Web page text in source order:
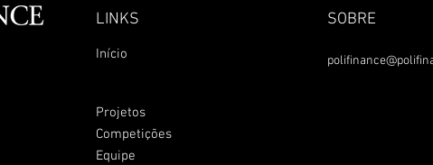
LINKS
Início
SOBRE
Projetos
Competições
Equipe